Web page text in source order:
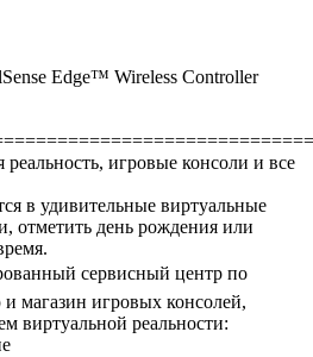
Edge™ Wireless Controller
игровые консоли и все
в удивительные виртуальные
отметить день рождения или
сервисный центр по
магазин игровых консолей,
виртуальной реальности: